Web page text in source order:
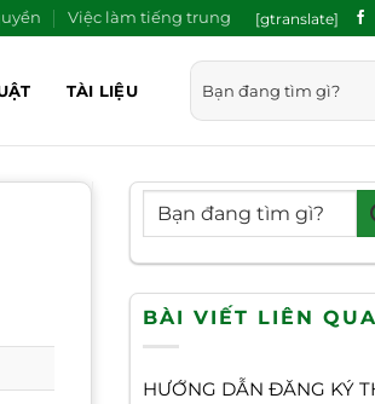
Việc làm tiếng trung [gtranslate]
TÀI LIỆU
BÀI VIẾT LIÊN
HƯỚNG DẪN ĐĂNG KÝ